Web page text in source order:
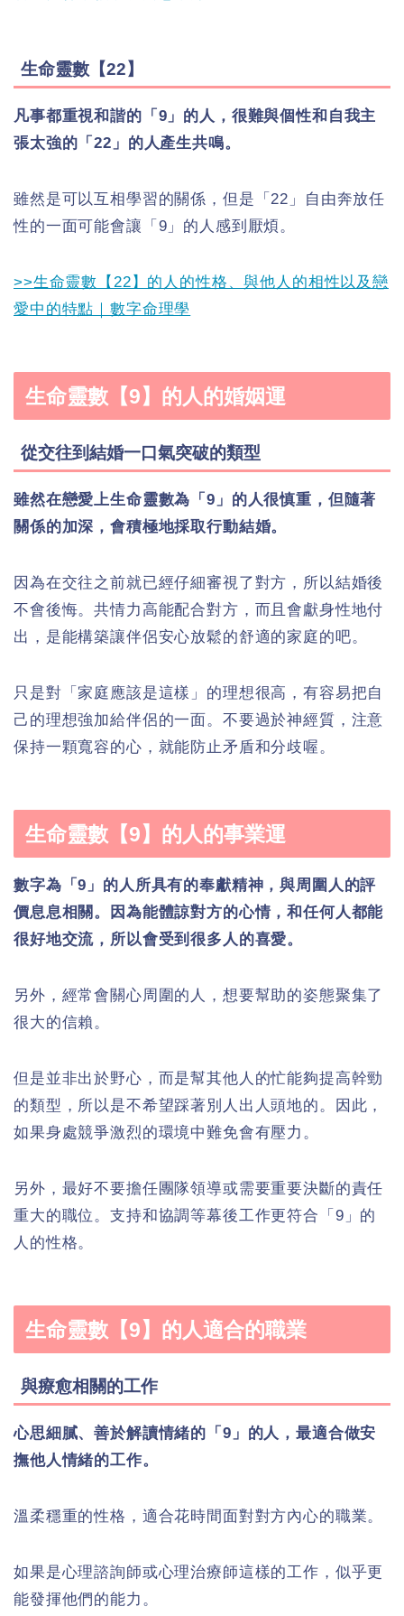
生命靈數【22】
凡事都重視和諧的「9」的人，很難與個性和自我主
張太強的「22」的人產生共鳴。
雖然是可以互相學習的關係，但是「22」自由奔放任
性的一面可能會讓「9」的人感到厭煩。
>>生命靈數【22】的人的性格、與他人的相性以及戀
愛中的特點｜數字命理學
生命靈數【9】的人的婚姻運
從交往到結婚一口氣突破的類型
雖然在戀愛上生命靈數為「9」的人很慎重，但隨著
關係的加深，會積極地採取行動結婚。
因為在交往之前就已經仔細審視了對方，所以結婚後
不會後悔。共情力高能配合對方，而且會獻身性地付
出，是能構築讓伴侶安心放鬆的舒適的家庭的吧。
只是對「家庭應該是這樣」的理想很高，有容易把自
己的理想強加給伴侶的一面。不要過於神經質，注意
保持一顆寬容的心，就能防止矛盾和分歧喔。
生命靈數【9】的人的事業運
數字為「9」的人所具有的奉獻精神，與周圍人的評
價息息相關。因為能體諒對方的心情，和任何人都能
很好地交流，所以會受到很多人的喜愛。
另外，經常會關心周圍的人，想要幫助的姿態聚集了
很大的信賴。
但是並非出於野心，而是幫其他人的忙能夠提高幹勁
的類型，所以是不希望踩著別人出人頭地的。因此，
如果身處競爭激烈的環境中難免會有壓力。
另外，最好不要擔任團隊領導或需要重要決斷的責任
重大的職位。支持和協調等幕後工作更符合「9」的
人的性格。
生命靈數【9】的人適合的職業
與療愈相關的工作
心思細膩、善於解讀情緒的「9」的人，最適合做安
撫他人情緒的工作。
溫柔穩重的性格，適合花時間面對對方內心的職業。
如果是心理諮詢師或心理治療師這樣的工作，似乎更
能發揮他們的能力。